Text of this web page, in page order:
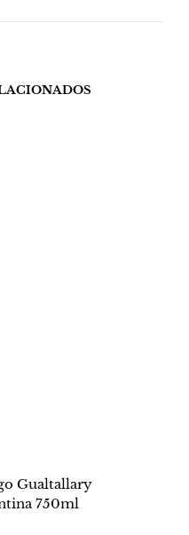
Gualtallary
750ml